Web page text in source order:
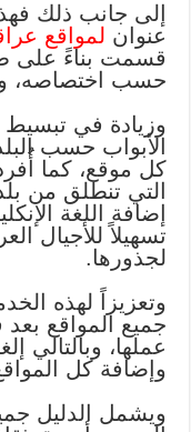
عنوان لمواقع
قسمت بناءً على
حسب اختصاصه،
وزيادة في
الأبواب حسب
كل موقع، كما
التي تنطلق من
إضافة اللغة
تسهيلاً للأجيال
لجذورها.
وتعزيزاً لهذه
جميع المواقع بعد
عملها، وبالتالي
وإضافة كل
ويشمل الدليل